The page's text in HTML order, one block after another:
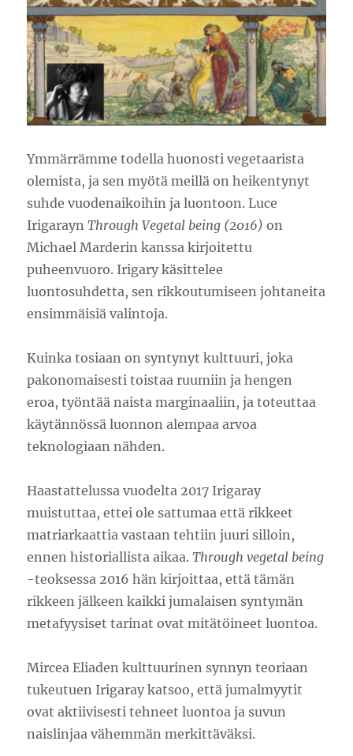
Ymmärrämme todella huonosti vegetaarista
olemista, ja sen myötä meillä on heikentynyt
suhde vuodenaikoihin ja luontoon. Luce
Irigarayn Through Vegetal being (2016)on
Michael Marderin kanssa kirjoitettu
puheenvuoro. Irigary käsittelee
luontosuhdetta, sen rikkoutumiseen johtaneita
ensimmäisiä valintoja.
Kuinka tosiaan on syntynyt kulttuuri, joka
pakonomaisesti toistaa ruumiin ja hengen
eroa, työntää naista marginaaliin, ja toteuttaa
käytännössä luonnon alempaa arvoa
teknologiaan nähden.
Haastattelussa vuodelta 2017 Irigaray
muistuttaa, ettei ole sattumaa että rikkeet
matriarkaattia vastaan tehtiin juuri silloin,
ennen historiallista aikaa.Through vegetal being
-teoksessa 2016 hän kirjoittaa, että tämän
rikkeen jälkeen kaikki jumalaisen syntymän
metafyysiset tarinat ovat mitätöineet luontoa.
Mircea Eliaden kulttuurinen synnyn teoriaan
tukeutuen Irigaray katsoo, että jumalmyytit
ovat aktiivisesti tehneet luontoa ja suvun
naislinjaa vähemmän merkittäväksi.